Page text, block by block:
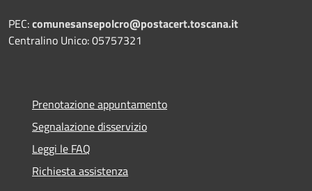
PEC:comunesansepolcro@postacert.toscana.it
Centralino Unico: 05757321
Prenotazione appuntamento
Segnalazione disservizio
Leggi le FAQ
Richiesta assistenza